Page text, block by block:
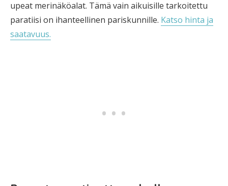
upeat merinäköalat. Tämä vain aikuisille tarkoitettu
paratiisi on ihanteellinen pariskunnille. Katso hinta ja
saatavuus.